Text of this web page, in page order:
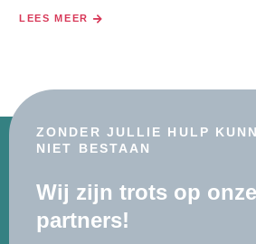
LEES MEER
ZONDER JULLIE HULP
NIET BESTAAN
Wij zijn trots op onze
partners!